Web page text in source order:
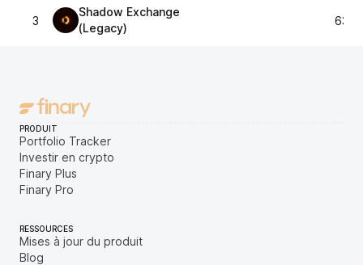
3
Shadow Exchange
(Legacy)
63
PRODUIT
Portfolio Tracker
Investir en crypto
Finary Plus
Finary Pro
RESSOURCES
Mises à jour du produit
Blog